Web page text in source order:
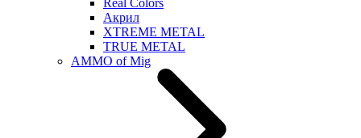
Real Colors
Акрил
XTREME METAL
TRUE METAL
AMMO of Mig